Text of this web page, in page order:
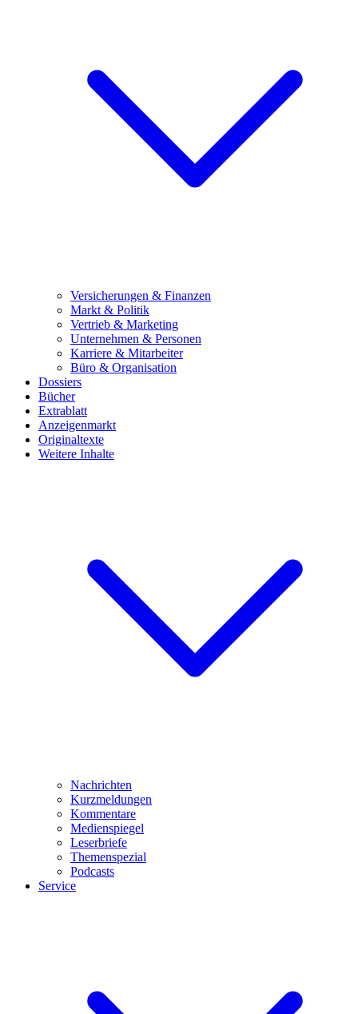
Versicherungen & Finanzen
Markt & Politik
Vertrieb & Marketing
Unternehmen & Personen
Karriere & Mitarbeiter
Büro & Organisation
Dossiers
Bücher
Extrablatt
Anzeigenmarkt
Originaltexte
Weitere Inhalte
Nachrichten
Kurzmeldungen
Kommentare
Medienspiegel
Leserbriefe
Themenspezial
Podcasts
Service